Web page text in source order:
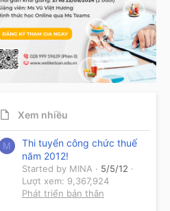
Xem nhiều
M
Thi tuyển công chức thuế
năm 2012!
Started by MINA
5/5/12
Lượt xem: 9,367,924
Phát triển bản thân